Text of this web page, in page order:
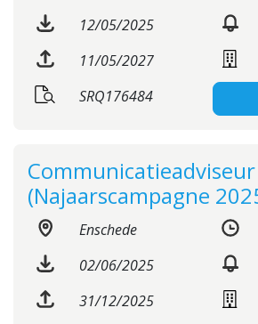
12/05/2025
11/05/2027
SRQ176484
(Najaarscampagne
Enschede
02/06/2025
31/12/2025